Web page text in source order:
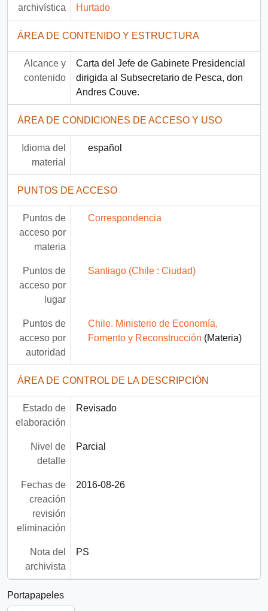
archivística Hurtado
ÁREA DE CONTENIDO Y ESTRUCTURA
Alcance y
contenido
Carta del Jefe de Gabinete Presidencial
dirigida al Subsecretario de Pesca, don
Andres Couve.
ÁREA DE CONDICIONES DE ACCESO Y USO
Idioma del
material
español
PUNTOS DE ACCESO
Puntos de
acceso por
materia
Correspondencia
Puntos de
acceso por
lugar
Santiago (Chile : Ciudad)
Puntos de
acceso por
autoridad
Chile. Ministerio de Economía,
Fomento y Reconstrucción (Materia)
ÁREA DE CONTROL DE LA DESCRIPCIÓN
Estado de
elaboración
Revisado
Nivel de
detalle
Parcial
Fechas de
creación
revisión
eliminación
2016-08-26
Nota del
archivista
PS
Portapapeles